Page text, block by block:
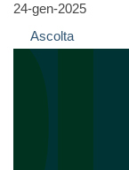
24-gen-2025
Ascolta